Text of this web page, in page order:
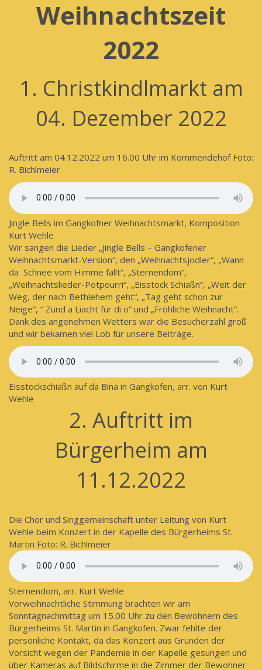
Weihnachtszeit
2022
1. Christkindlmarkt am
04. Dezember 2022
Auftritt am 04.12.2022 um 16.00 Uhr im Kommendehof Foto:
R. Bichlmeier
Jingle Bells im Gangkofner Weihnachtsmarkt, Komposition
Kurt Wehle
Wir sangen die Lieder „Jingle Bells – Gangkofener
Weihnachtsmarkt-Version“, den „Weihnachtsjodler“, „Wann
da Schnee vom Himme fallt“, „Sternendom“,
„Weihnachtslieder-Potpourri“, „Eisstock Schiaßn“, „Weit der
Weg, der nach Bethlehem geht“, „Tag geht schon zur
Neige“, “ Zünd a Liacht für di o“ und „Fröhliche Weihnacht“.
Dank des angenehmen Wetters war die Besucherzahl groß
und wir bekamen viel Lob für unsere Beiträge.
Eisstockschiaßn auf da Bina in Gangkofen, arr. von Kurt
Wehle
2. Auftritt im
Bürgerheim am
11.12.2022
Die Chor und Singgemeinschaft unter Leitung von Kurt
Wehle beim Konzert in der Kapelle des Bürgerheims St.
Martin Foto: R. Bichlmeier
Sternendom, arr. Kurt Wehle
Vorweihnachtliche Stimmung brachten wir am
Sonntagnachmittag um 15.00 Uhr zu den Bewohnern des
Bürgerheims St. Martin in Gangkofen. Zwar fehlte der
persönliche Kontakt, da das Konzert aus Gründen der
Vorsicht wegen der Pandemie in der Kapelle gesungen und
über Kameras auf Bildschirme in die Zimmer der Bewohner